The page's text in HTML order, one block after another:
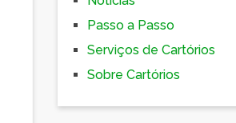
Passo a Passo
Serviços de Cartórios
Sobre Cartórios